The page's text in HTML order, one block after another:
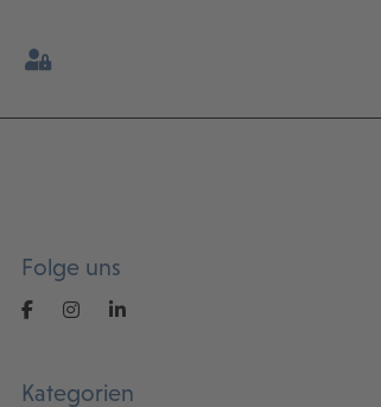
Folge uns
Kategorien